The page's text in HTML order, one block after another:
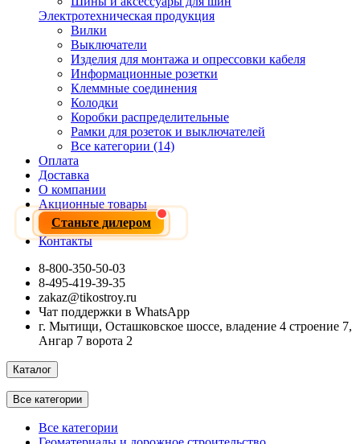
Электротехническая продукция
Вилки
Выключатели
Изделия для монтажа и опрессовки кабеля
Информационные розетки
Клеммные соединения
Колодки
Коробки распределительные
Рамки для розеток и выключателей
Все категории (14)
Оплата
Доставка
О компании
Акционные товары
Станьте дилером
Контакты
8-800-350-50-03
8-495-419-39-35
zakaz@tikostroy.ru
Чат поддержки в WhatsApp
г. Мытищи, Осташковское шоссе, владение 4 строение 7,
Ангар 7 ворота 2
Каталог
Все категории
Все категории